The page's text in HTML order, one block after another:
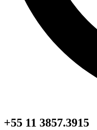
+55 11 3857.3915